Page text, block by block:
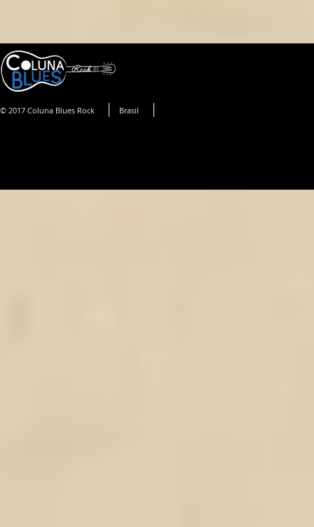
© 2017 Coluna Blues Rock Brasil